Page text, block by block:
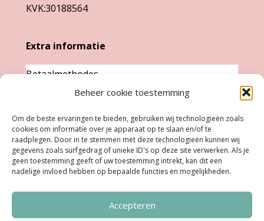
Beheer cookie toestemming
Om de beste ervaringen te bieden, gebruiken wij technologieën zoals
cookies om informatie over je apparaat op te slaan en/of te
raadplegen. Door in te stemmen met deze technologieën kunnen wij
gegevens zoals surfgedrag of unieke ID's op deze site verwerken. Als je
geen toestemming geeft of uw toestemming intrekt, kan dit een
nadelige invloed hebben op bepaalde functies en mogelijkheden.
Accepteren
KVK:30188564
Extra informatie
Betaalmethodes
Garantie & klachten
verzendkosten
Retourneren
Openingstijden